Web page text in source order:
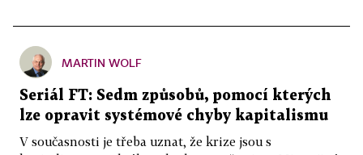
MARTIN WOLF
Seriál FT: Sedm způsobů, pomocí kterých
lze opravit systémové chyby kapitalismu
V současnosti je třeba uznat, že krize jsou s